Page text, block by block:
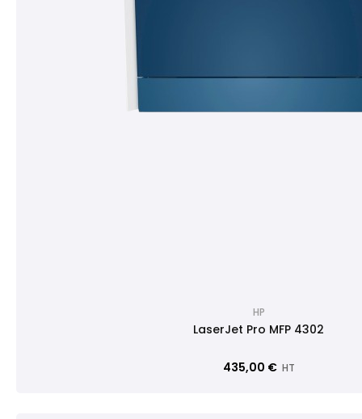
HP
LaserJet Pro MFP 4302
435,00 € HT